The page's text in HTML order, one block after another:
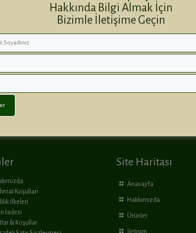
Koşulları
İlkeleri
İadesi
& Koşullar
Site Haritası
Anasayfa
Hakkımızda
Ürünler
İletişim
Hakkında Bilgi Almak İçin
Bizimle İletişime Geçin